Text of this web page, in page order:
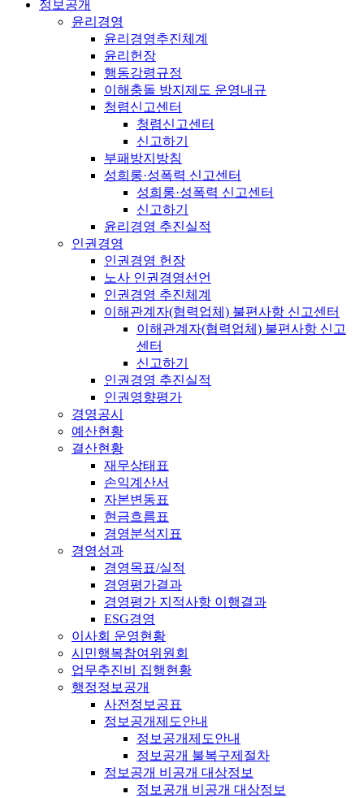
정보공개
윤리경영
윤리경영추진체계
윤리헌장
행동강령규정
이해충돌 방지제도 운영내규
청렴신고센터
청렴신고센터
신고하기
부패방지방침
성희롱·성폭력 신고센터
성희롱·성폭력 신고센터
신고하기
윤리경영 추진실적
인권경영
인권경영 헌장
노사 인권경영선언
인권경영 추진체계
이해관계자(협력업체) 불편사항 신고센터
이해관계자(협력업체) 불편사항 신고
센터
신고하기
인권경영 추진실적
인권영향평가
경영공시
예산현황
결산현황
재무상태표
손익계산서
자본변동표
현금흐름표
경영분석지표
경영성과
경영목표/실적
경영평가결과
경영평가 지적사항 이행결과
ESG경영
이사회 운영현황
시민행복참여위원회
업무추진비 집행현황
행정정보공개
사전정보공표
정보공개제도안내
정보공개제도안내
정보공개 불복구제절차
정보공개 비공개 대상정보
정보공개 비공개 대상정보